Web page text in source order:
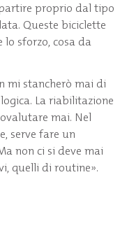
proprio dal tipo
Queste biciclette
sforzo, cosa da
mi stancherò mai di
La riabilitazione
mai. Nel
serve fare un
non ci si deve mai
quelli di routine».